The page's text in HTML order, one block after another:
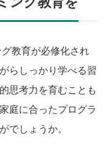
教育が必修化され
らしっかり学べる習
思考力を育むことも
庭に合ったプログラ
でしょうか。